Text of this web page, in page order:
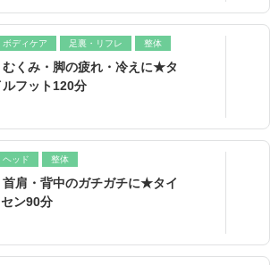
ボディケア 足裏・リフレ 整体
むくみ・脚の疲れ・冷えに★タ
フット120分
ヘッド 整体
首肩・背中のガチガチに★タイ
ン90分